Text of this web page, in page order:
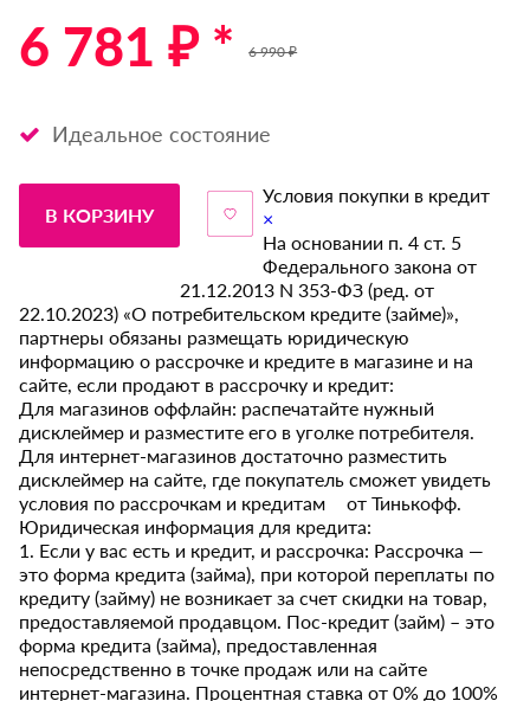
6 781 ₽ * 6 990 ₽
Идеальное состояние
В КОРЗИНУ
Условия покупки в кредит
×
На основании п. 4 ст. 5
Федерального закона от
21.12.2013 N 353-ФЗ (ред. от
22.10.2023) «О потребительском кредите (займе)»,
партнеры обязаны размещать юридическую
информацию о рассрочке и кредите в магазине и на
сайте, если продают в рассрочку и кредит:
Для магазинов оффлайн: распечатайте нужный
дисклеймер и разместите его в уголке потребителя.
Для интернет-магазинов достаточно разместить
дисклеймер на сайте, где покупатель сможет увидеть
условия по рассрочкам и кредитам от Тинькофф.
Юридическая информация для кредита:
1. Если у вас есть и кредит, и рассрочка: Рассрочка —
это форма кредита (займа), при которой переплаты по
кредиту (займу) не возникает за счет скидки на товар,
предоставляемой продавцом. Пос-кредит (займ) – это
форма кредита (займа), предоставленная
непосредственно в точке продаж или на сайте
интернет-магазина. Процентная ставка от 0% до 100%